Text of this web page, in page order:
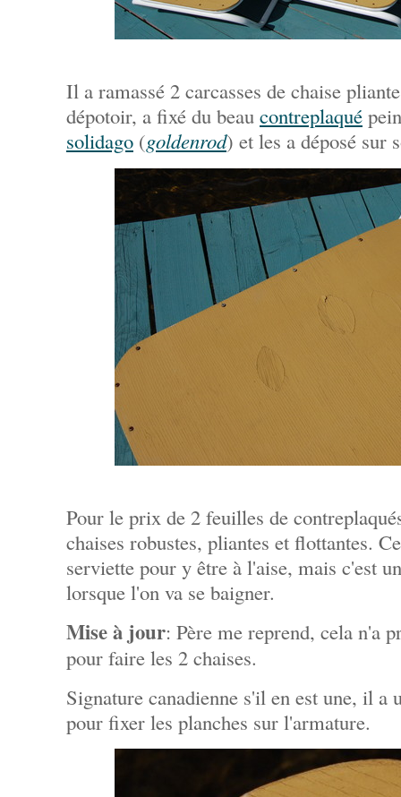
Il a ramassé 2 carcasses de chaise
dépotoir, a fixé du beau contreplaqué
solidago (goldenrod) et les a déposé sur
Pour le prix de 2 feuilles de
chaises robustes, pliantes et flottantes.
serviette pour y être à l'aise, mais c'est
lorsque l'on va se baigner.
Mise à jour: Père me reprend, cela n'a
pour faire les 2 chaises.
Signature canadienne s'il en est une, il a
pour fixer les planches sur l'armature.